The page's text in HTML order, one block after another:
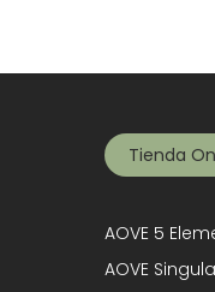
Tienda
AOVE 5
AOVE